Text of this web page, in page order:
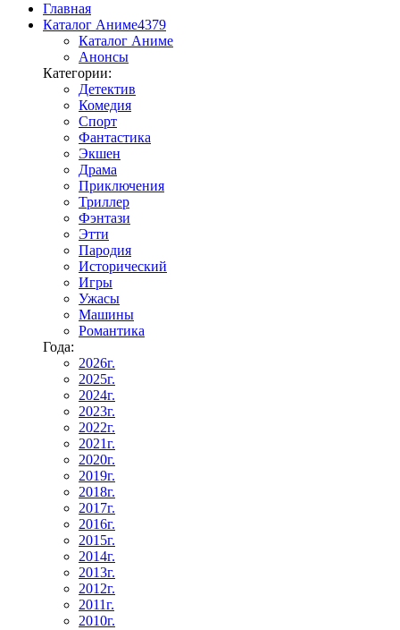
Главная
Каталог Аниме4379
Каталог Аниме
Анонсы
Категории:
Детектив
Комедия
Спорт
Фантастика
Экшен
Драма
Приключения
Триллер
Фэнтази
Этти
Пародия
Исторический
Игры
Ужасы
Машины
Романтика
Года:
2026г.
2025г.
2024г.
2023г.
2022г.
2021г.
2020г.
2019г.
2018г.
2017г.
2016г.
2015г.
2014г.
2013г.
2012г.
2011г.
2010г.